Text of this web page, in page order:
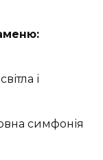
і
симфонія